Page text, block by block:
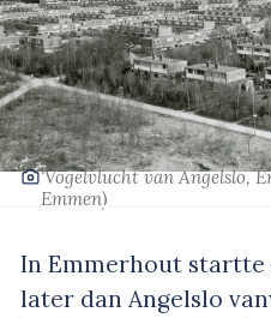
‘Vogelvlucht van Angelslo,
Emmen)
In Emmerhout startte
later dan Angelslo